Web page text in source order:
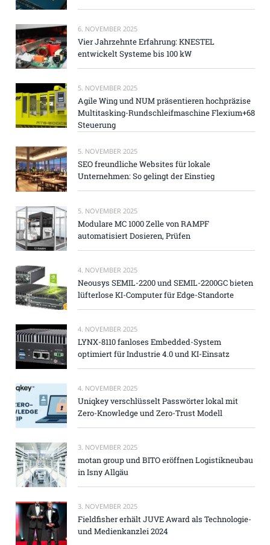
6. NOVEMBER 2025
Vier Jahrzehnte Erfahrung: KNESTEL
entwickelt Systeme bis 100 kW
5. NOVEMBER 2025
Agile Wing und NUM präsentieren hochpräzise
Multitasking-Rundschleifmaschine Flexium+68
Steuerung
5. NOVEMBER 2025
SEO freundliche Websites für lokale
Unternehmen: So gelingt der Einstieg
5. NOVEMBER 2025
Modulare MC 1000 Zelle von RAMPF
automatisiert Dosieren, Prüfen
4. NOVEMBER 2025
Neousys SEMIL-2200 und SEMIL-2200GC bieten
lüfterlose KI-Computer für Edge-Standorte
4. NOVEMBER 2025
LYNX-8110 fanloses Embedded-System
optimiert für Industrie 4.0 und KI-Einsatz
4. NOVEMBER 2025
Uniqkey verschlüsselt Passwörter lokal mit
Zero-Knowledge und Zero-Trust Modell
3. NOVEMBER 2025
motan group und BITO eröffnen Logistikneubau
in Isny Allgäu
3. NOVEMBER 2025
Fieldfisher erhält JUVE Award als Technologie-
und Medienkanzlei 2024